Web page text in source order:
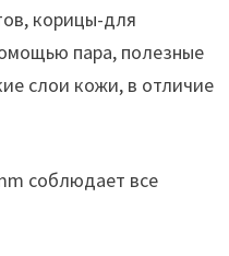
корицы-для
пара, полезные
слои кожи, в отличие
соблюдает все